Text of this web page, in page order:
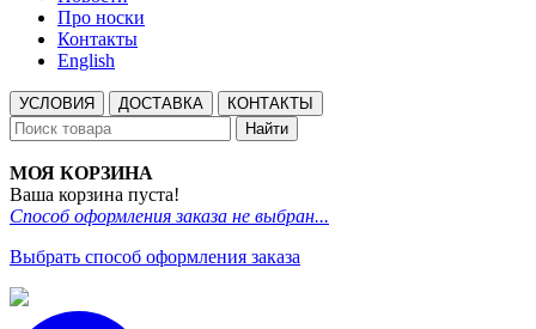
Про носки
Контакты
English
УСЛОВИЯ ДОСТАВКА
КОНТАКТЫ
Найти
МОЯ КОРЗИНА
Ваша корзина пуста!
Способ оформления заказа не выбран...
Выбрать способ оформления заказа